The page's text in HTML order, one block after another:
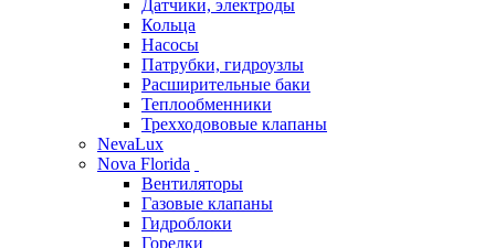
Датчики, электроды
Кольца
Насосы
Патрубки, гидроузлы
Расширительные баки
Теплообменники
Трехходововые клапаны
NevaLux
Nova Florida
Вентиляторы
Газовые клапаны
Гидроблоки
Горелки